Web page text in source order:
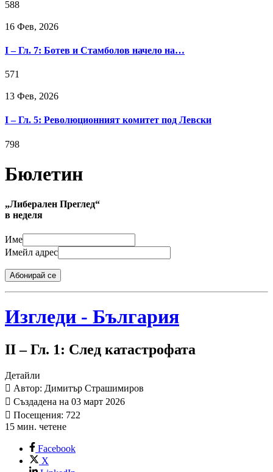
588
16 Фев, 2026
I – Гл. 7: Ботев и Стамболов начело на…
571
13 Фев, 2026
I – Гл. 5: Революционният комитет под Левски
798
Бюлетин
„Либерален Преглед“
в неделя
Име
Имейл адрес
Абонирай се
Изгледи - България
II – Гл. 1: След катастрофата
Детайли
Автор: Димитър Страшимиров
Създадена на 03 март 2026
Посещения: 722
15 мин. четене
Facebook
X